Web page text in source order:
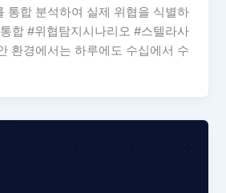
통합 분석하여 실제 위협을 식별하
합 #위협탐지시나리오 #스텔라사
환경에서는 하루에도 수십에서 수